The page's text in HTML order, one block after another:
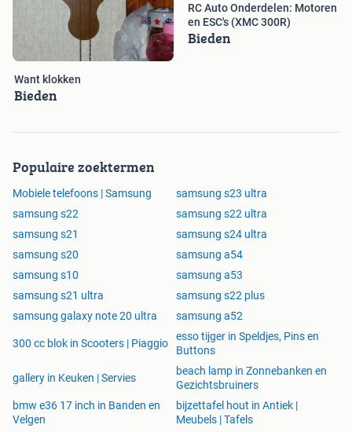
Want klokken
Bieden
RC Auto Onderdelen: Motoren
en ESC's (XMC 300R)
Bieden
Populaire zoektermen
Mobiele telefoons | Samsung
samsung s23 ultra
samsung s22
samsung s22 ultra
samsung s21
samsung s24 ultra
samsung s20
samsung a54
samsung s10
samsung a53
samsung s21 ultra
samsung s22 plus
samsung galaxy note 20 ultra
samsung a52
300 cc blok in Scooters | Piaggio
esso tijger in Speldjes, Pins en
Buttons
gallery in Keuken | Servies
beach lamp in Zonnebanken en
Gezichtsbruiners
bmw e36 17 inch in Banden en
Velgen
bijzettafel hout in Antiek |
Meubels | Tafels